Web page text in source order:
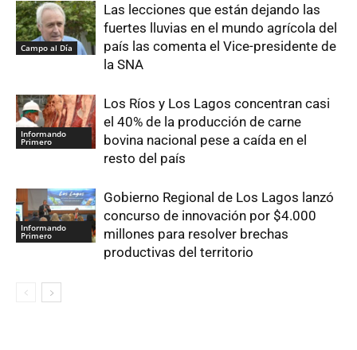
Campo al Día
Las lecciones que están dejando las
fuertes lluvias en el mundo agrícola del
país las comenta el Vice-presidente de
la SNA
Informando
Primero
Los Ríos y Los Lagos concentran casi
el 40% de la producción de carne
bovina nacional pese a caída en el
resto del país
Informando
Primero
Gobierno Regional de Los Lagos lanzó
concurso de innovación por $4.000
millones para resolver brechas
productivas del territorio